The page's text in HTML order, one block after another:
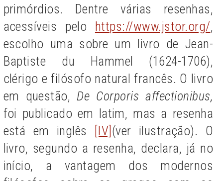
primórdios. Dentre várias resenhas,
acessíveis pelo https://www.jstor.org/,
escolho uma sobre um livro de Jean-
Baptiste du Hammel (1624-1706),
clérigo e filósofo natural francês. O livro
em questão, De Corporis affectionibus,
foi publicado em latim, mas a resenha
está em inglês
[IV](ver ilustração). O
livro, segundo a resenha, declara, já no
início, a vantagem dos modernos